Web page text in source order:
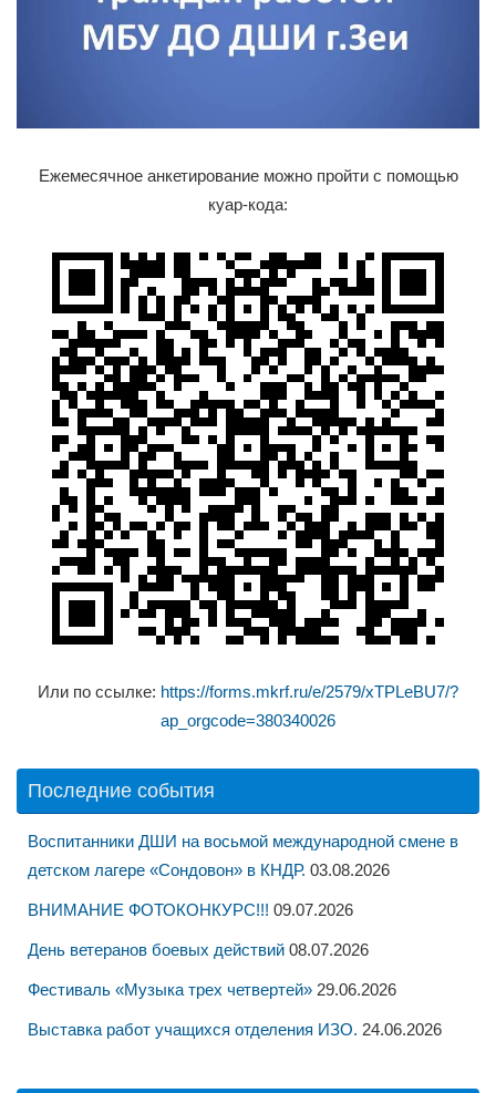
Ежемесячное анкетирование можно пройти с помощью
куар-кода:
Или по ссылке: https://forms.mkrf.ru/e/2579/xTPLeBU7/?
ap_orgcode=380340026
Последние события
Воспитанники ДШИ на восьмой международной смене в
детском лагере «Сондовон» в КНДР. 03.08.2026
ВНИМАНИЕ ФОТОКОНКУРС!!! 09.07.2026
День ветеранов боевых действий 08.07.2026
Фестиваль «Музыка трех четвертей» 29.06.2026
Выставка работ учащихся отделения ИЗО. 24.06.2026